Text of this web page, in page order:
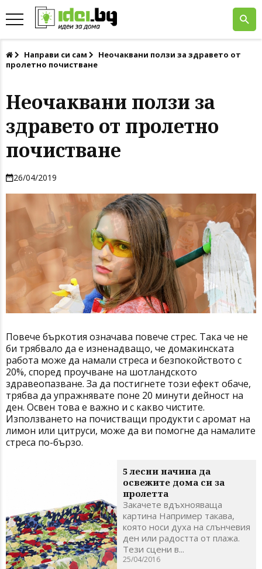
Направи си сам
Неочаквани ползи за здравето от
пролетно почистване
Неочаквани ползи за
здравето от пролетно
почистване
26/04/2019
Повече бъркотия означава повече стрес. Така че не
би трябвало да е изненадващо, че домакинската
работа може да намали стреса и безпокойството с
20%, според проучване на шотландското
здравеопазване. За да постигнете този ефект обаче,
трябва да упражнявате поне 20 минути дейност на
ден. Освен това е важно и с какво чистите.
Използването на почистващи продукти с аромат на
лимон или цитруси, може да ви помогне да намалите
стреса по-бързо.
5 лесни начина да
освежите дома си за
пролетта
Закачете вдъхнояваща
картина Например такава,
която носи духа на слънчевия
ден или радостта от плажа.
Тези сцени в...
25/04/2016